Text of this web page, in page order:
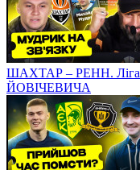
ШАХТАР – РЕНН. Ліга
ЙОВІЧЕВИЧА